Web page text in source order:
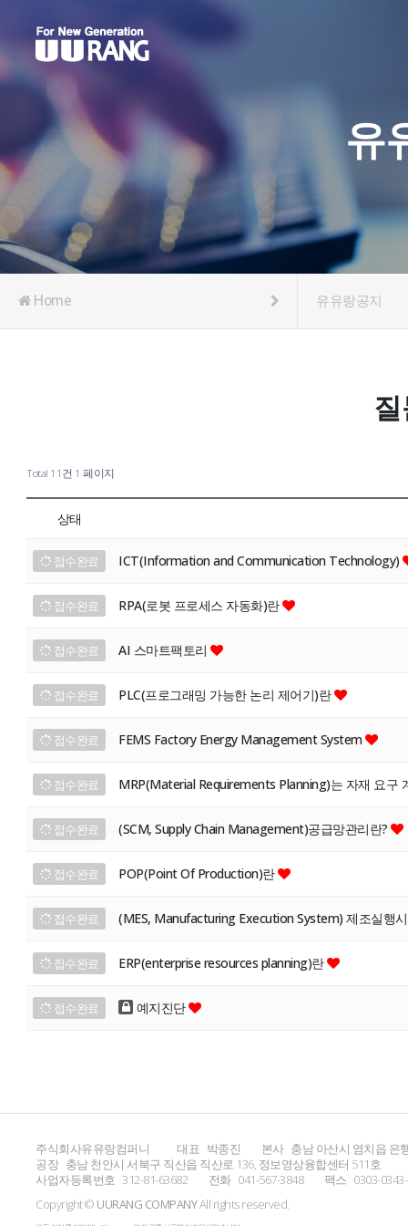
유
Home 유유랑공지
Total 11건 1 페이지
상태
접수완료 ICT(Information and Communication Technology)
접수완료 RPA(로봇 프로세스 자동화)란
접수완료 AI 스마트팩토리
접수완료 PLC(프로그래밍 가능한 논리 제어기)란
접수완료 FEMS Factory Energy Management System
접수완료 MRP(Material Requirements Planning)는 자재 요구
접수완료 (SCM, Supply Chain Management)공급망관리란?
접수완료 POP(Point Of Production)란
접수완료 (MES, Manufacturing Execution System) 제조실행
접수완료 ERP(enterprise resources planning)란
접수완료 예지진단
주식회사유유랑컴퍼니 대표 박종진 본사 충남 아산시 염치읍 은
공장 충남 천안시 서북구 직산읍 직산로 136, 정보영상융합센터 511호
사업자등록번호 312-81-63682 전화 041-567-3848 팩스 0303-
Copyright © UURANG COMPANYAll rights reserved.